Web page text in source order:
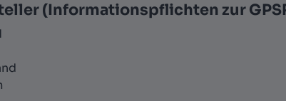
(Informationspflichten zur